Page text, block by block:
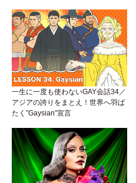
一生に一度も使わないGAY会話34／
アジアの誇りをまとえ！世界へ羽ば
たく”Gaysian”宣言